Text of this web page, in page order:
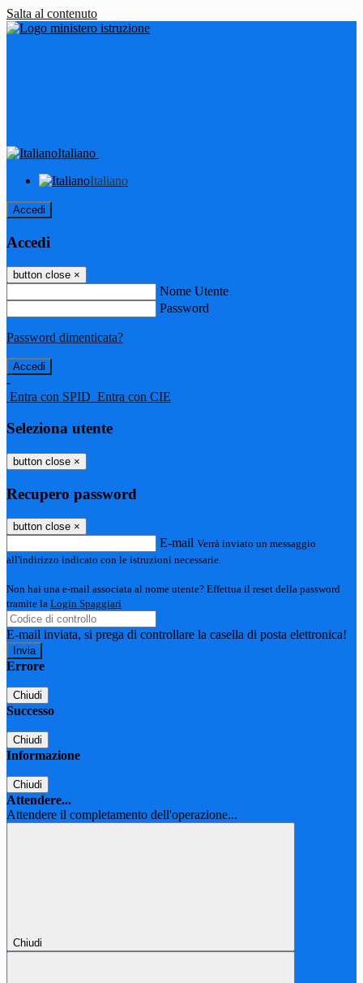
Salta al contenuto
Italiano
Italiano
Accedi
Accedi
button close ×
Nome Utente
Password
Password dimenticata?
-
Entra con SPID Entra con CIE
Seleziona utente
button close ×
Recupero password
button close ×
E-mail Verrà inviato un messaggio
all'indirizzo indicato con le istruzioni necessarie.
Non hai una e-mail associata al nome utente? Effettua il reset della password
tramite la Login Spaggiari
E-mail inviata, si prega di controllare la casella di posta elettronica!
Errore
Chiudi
Successo
Chiudi
Informazione
Chiudi
Attendere...
Attendere il completamento dell'operazione...
Chiudi